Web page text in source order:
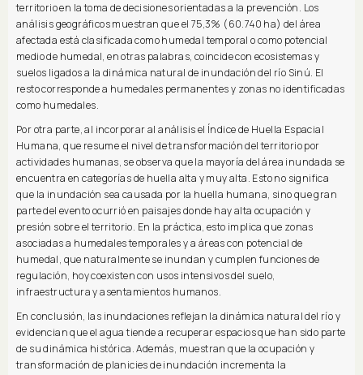
territorio en la toma de decisiones orientadas a la prevención. Los
análisis geográficos muestran que el 75,3% (60.740 ha) del área
afectada está clasificada como humedal temporal o como potencial
medio de humedal, en otras palabras, coincide con ecosistemas y
suelos ligados a la dinámica natural de inundación del río Sinú. El
resto corresponde a humedales permanentes y zonas no identificadas
como humedales.
Por otra parte, al incorporar al análisis el Índice de Huella Espacial
Humana, que resume el nivel de transformación del territorio por
actividades humanas, se observa que la mayoría del área inundada se
encuentra en categorías de huella alta y muy alta. Esto no significa
que la inundación sea causada por la huella humana, sino que gran
parte del evento ocurrió en paisajes donde hay alta ocupación y
presión sobre el territorio. En la práctica, esto implica que zonas
asociadas a humedales temporales y a áreas con potencial de
humedal, que naturalmente se inundan y cumplen funciones de
regulación, hoy coexisten con usos intensivos del suelo,
infraestructura y asentamientos humanos.
En conclusión, las inundaciones reflejan la dinámica natural del río y
evidencian que el agua tiende a recuperar espacios que han sido parte
de su dinámica histórica. Además, muestran que la ocupación y
transformación de planicies de inundación incrementa la